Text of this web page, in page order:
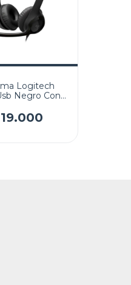
Logitech
Negro Con